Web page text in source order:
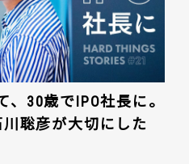
30歳でIPO社長に。
聡彦が大切にした